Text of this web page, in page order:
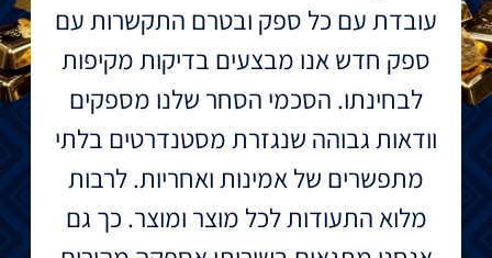
עובדת עם כל ספק ובטרם התקשרות עם
ספק חדש אנו מבצעים בדיקות מקיפות
לבחינתו. הסכמי הסחר שלנו מספקים
וודאות גבוהה שנגזרת מסטנדרטים בלתי
מתפשרים של אמינות ואחריות. לרבות
מלוא התעודות לכל מוצר ומוצר. כך גם